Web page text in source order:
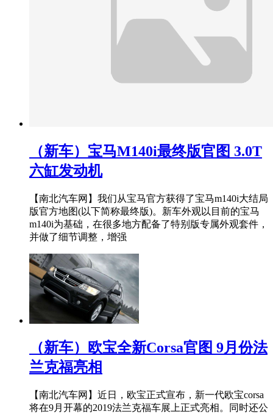
（新车）宝马M140i最终版官图 3.0T
六缸发动机
【南北汽车网】我们从宝马官方获得了宝马m140i大结局
版官方地图(以下简称最终版)。新车外观以目前的宝马
m140i为基础，在很多地方配备了特别版专属外观套件，
并做了细节调整，增强
（新车）欧宝全新Corsa官图 9月份法
兰克福亮相
【南北汽车网】近日，欧宝正式宣布，新一代欧宝corsa
将在9月开幕的2019法兰克福车展上正式亮相。同时还公